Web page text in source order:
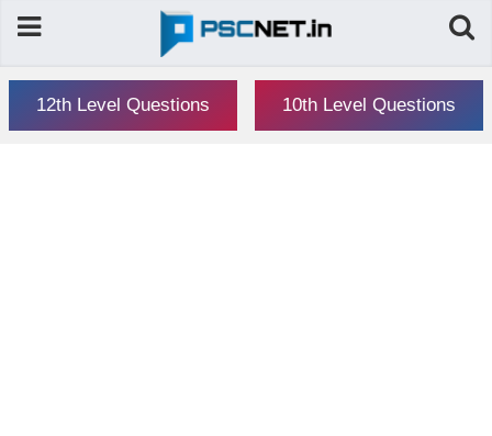
12th Level Questions 10th Level Questions